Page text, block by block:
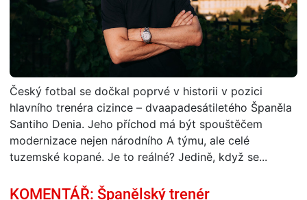
Český fotbal se dočkal poprvé v historii v pozici
hlavního trenéra cizince – dvaapadesátiletého Španěla
Santiho Denia. Jeho příchod má být spouštěčem
modernizace nejen národního A týmu, ale celé
tuzemské kopané. Je to reálné? Jedině, když se...
KOMENTÁŘ: Španělský trenér